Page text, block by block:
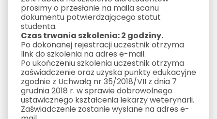
prosimy o przesłanie na maila scanu
dokumentu potwierdzającego statut
studenta.
Czas trwania szkolenia: 2 godziny.
Po dokonanej rejestracji uczestnik otrzyma
link do szkolenia na adres e-mail.
Po ukończeniu szkolenia uczestnik otrzyma
zaświadczenie oraz uzyska punkty edukacyjne
zgodnie z Uchwałą nr 35/2018/VII z dnia 7
grudnia 2018 r. w sprawie dobrowolnego
ustawicznego kształcenia lekarzy weterynarii.
Zaświadczenie zostanie wysłane na adres e-